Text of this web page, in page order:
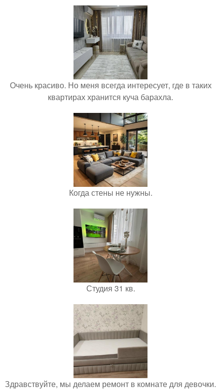
Очень красиво. Но меня всегда интересует, где в таких
квартирах хранится куча барахла.
Когда стены не нужны.
Студия 31 кв.
Здравствуйте, мы делаем ремонт в комнате для девочки.